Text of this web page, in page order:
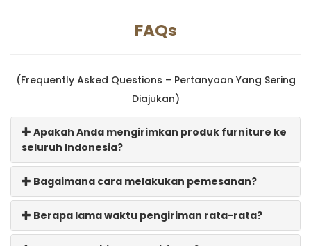
FAQs
(Frequently Asked Questions – Pertanyaan Yang Sering
Diajukan)
Apakah Anda mengirimkan produk furniture ke
seluruh Indonesia?
Bagaimana cara melakukan pemesanan?
Berapa lama waktu pengiriman rata-rata?